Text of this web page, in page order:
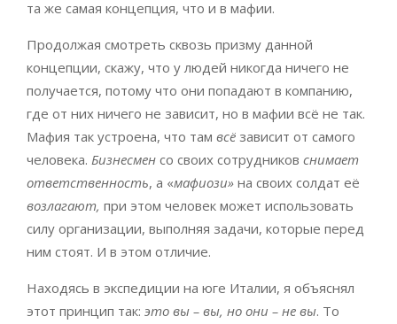
та же самая концепция, что и в мафии.
Продолжая смотреть сквозь призму данной
концепции, скажу, что у людей никогда ничего не
получается, потому что они попадают в компанию,
где от них ничего не зависит, но в мафии всё не так.
Мафия так устроена, что там всё зависит от самого
человека. Бизнесмен со своих сотрудников снимает
ответственность, а «мафиози» на своих солдат её
возлагают, при этом человек может использовать
силу организации, выполняя задачи, которые перед
ним стоят. И в этом отличие.
Находясь в экспедиции на юге Италии, я объяснял
этот принцип так: это вы – вы, но они – не вы. То